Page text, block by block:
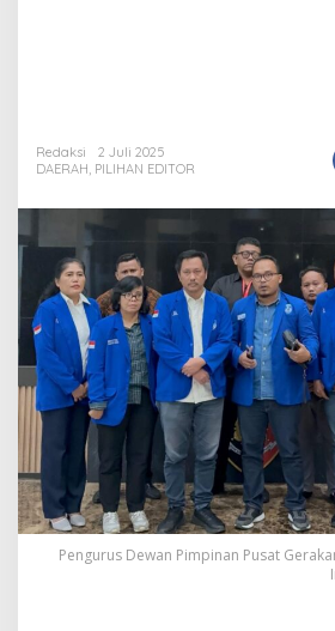
Redaksi
2 Juli 2025
DAERAH, PILIHAN EDITOR
Pengurus Dewan Pimpinan Pusat